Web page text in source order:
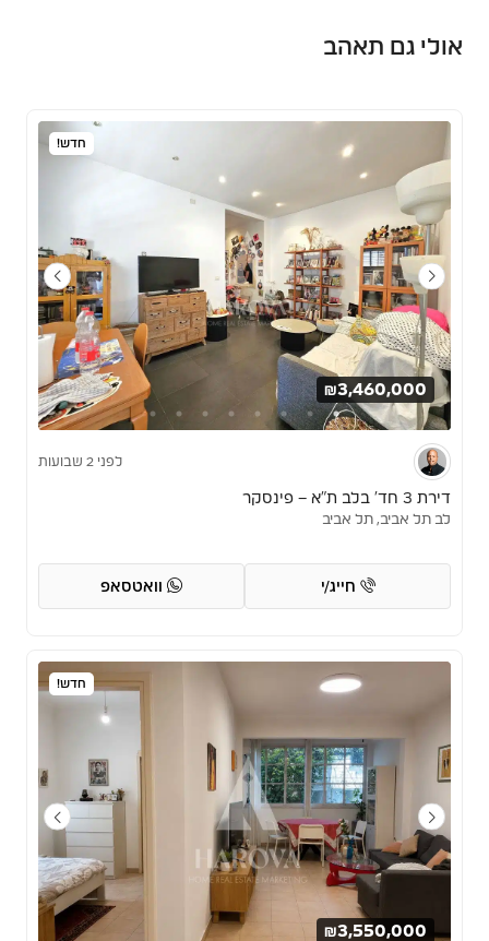
אולי גם תאהב
חדש!
₪3,460,000
לפני 2 שבועות
דירת 3 חד’ בלב ת”א – פינסקר
לב תל אביב, תל אביב
חייג/י וואטסאפ
חדש!
₪3,550,000